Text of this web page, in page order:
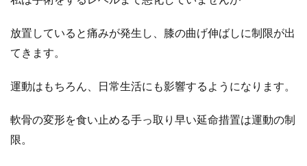
放置していると痛みが発生し、膝の曲げ伸ばしに制限が出
てきます。
運動はもちろん、日常生活にも影響するようになります。
軟骨の変形を食い止める手っ取り早い延命措置は運動の制
限。